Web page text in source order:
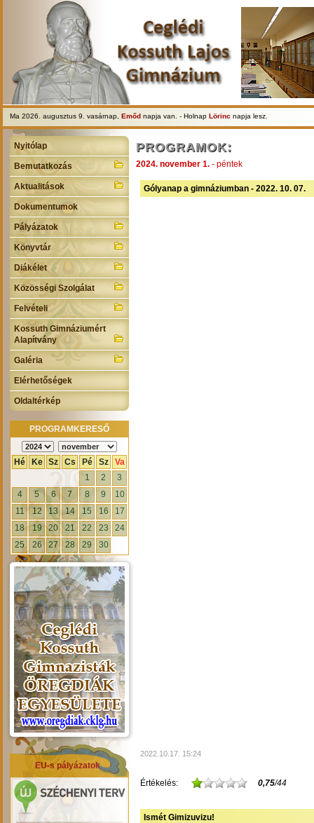
Ma 2026. augusztus 9. vasárnap, Emőd napja van. - Holnap Lörinc napja lesz.
Nyitólap
Bemutatkozás
Aktualitások
Dokumentumok
Pályázatok
Könyvtár
Diákélet
Közösségi Szolgálat
Felvételi
Kossuth Gimnáziumért
Alapítvány
Galéria
Elérhetőségek
Oldaltérkép
PROGRAMKERESŐ
Hé Ke Sz Cs Pé Sz
Va
1
2
3
4
5 6 7 8 9
10
11
12 13 14 15 16
17
18
19 20 21 22 23
24
25
26 27 28 29 30
EU-s pályázatok
PROGRAMOK:
2024. november 1. - péntek
Gólyanap a gimnáziumban - 2022. 10. 07.
2022.10.17. 15:24
Értékelés: 0,75/44
Ismét Gimizuvizu!